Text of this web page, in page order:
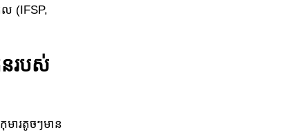
ល (IFSP,
របស់
ារតូចៗមាន